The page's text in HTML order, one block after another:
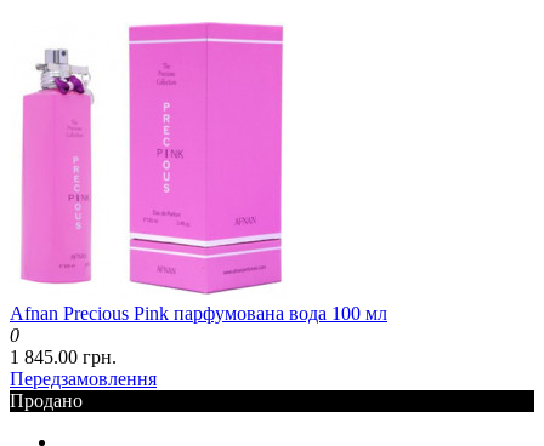
Afnan Precious Pink парфумована вода 100 мл
0
1 845.00 грн.
Передзамовлення
Продано